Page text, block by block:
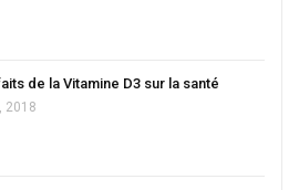
de la Vitamine D3 sur la santé
2018